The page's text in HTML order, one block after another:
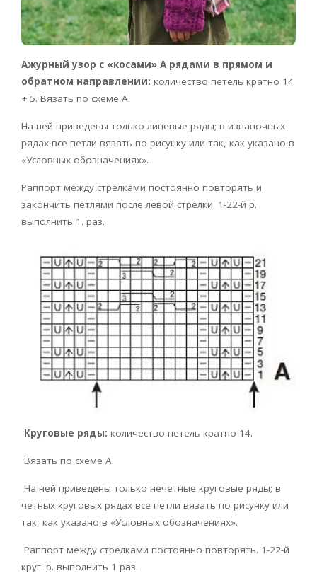
Ажурный узор с «косами» А рядами в прямом и
обратном направлении: количество петель кратно 14
+ 5. Вязать по схеме А.
На ней приведены только лицевые ряды; в изнаночных
рядах все петли вязать по рисунку или так, как указано в
«Условных обозначениях».
Раппорт между стрелками постоянно повторять и
закончить петлями после левой стрелки. 1-22-й р.
выполнить 1. раз.
Круговые ряды: количество петель кратно 14.
Вязать по схеме А.
На ней приведены только нечетные круговые ряды; в
четных круговых рядах все петли вязать по рисунку или
так, как указано в «Условных обозначениях».
Раппорт между стрелками постоянно повторять. 1-22-й
круг. р. выполнить 1 раз.